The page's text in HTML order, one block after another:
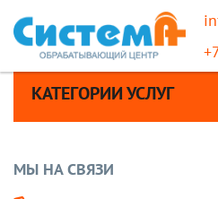
КАТЕГОРИИ УСЛУГ
МЫ НА СВЯЗИ